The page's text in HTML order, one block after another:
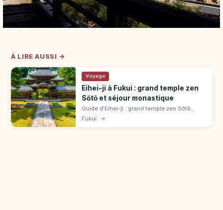
À LIRE AUSSI →
Voyage
Eihei-ji à Fukui : grand temple zen
Sōtō et séjour monastique
Guide d'Eihei-ji : grand temple zen Sōtō
fondé par Dōgen, pavillons sacrés, zazen et
Fukui →